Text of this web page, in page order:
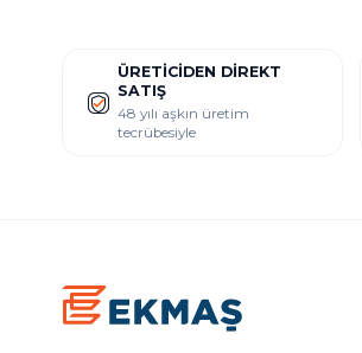
ÜRETICIDEN DIREKT
SATIŞ
48 yılı aşkın üretim
tecrübesiyle